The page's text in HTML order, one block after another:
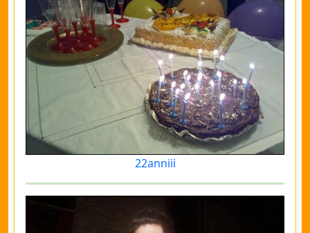
22anniii